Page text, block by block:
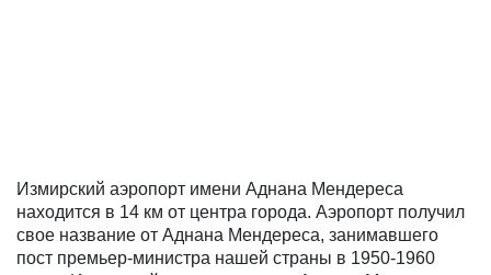
Измирский аэропорт имени Аднана Мендереса
находится в 14 км от центра города. Аэропорт получил
свое название от Аднана Мендереса, занимавшего
пост премьер-министра нашей страны в 1950-1960